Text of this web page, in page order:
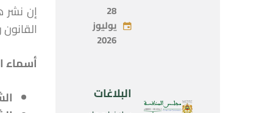
2026
28
يوليوز
2026
البلاغات
القانون رقم 104.12 المتعلق بحرية الأسعار
أسماء